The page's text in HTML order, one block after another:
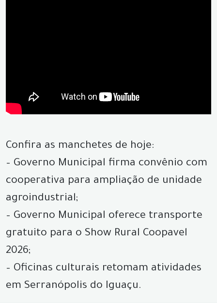
Confira as manchetes de hoje:
– Governo Municipal firma convênio com
cooperativa para ampliação de unidade
agroindustrial;
– Governo Municipal oferece transporte
gratuito para o Show Rural Coopavel
2026;
– Oficinas culturais retomam atividades
em Serranópolis do Iguaçu.